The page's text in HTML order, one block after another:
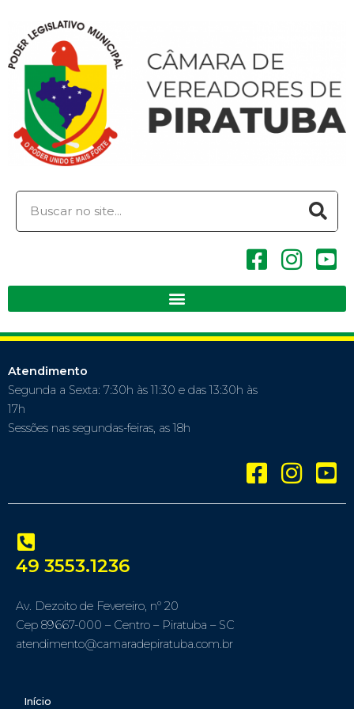
Atendimento
Segunda a Sexta: 7:30h às 11:30 e das 13:30h às
17h
Sessões nas segundas-feiras, as 18h
49 3553.1236
Av. Dezoito de Fevereiro, nº 20
Cep 89667-000 – Centro – Piratuba – SC
atendimento@camaradepiratuba.com.br
Início